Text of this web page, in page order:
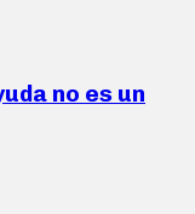
no es un